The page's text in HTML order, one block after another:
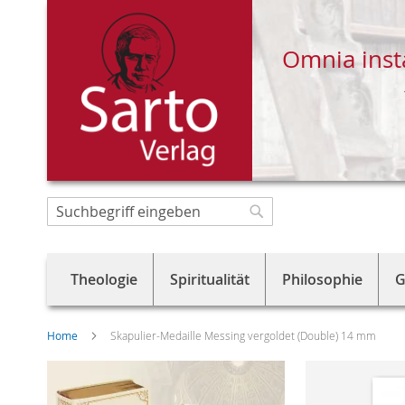
Direkt
zum
Omnia
Suche
Theologie Spiritualität Philosophie
Home Skapulier-Medaille Messing vergoldet (Double) 14 mm